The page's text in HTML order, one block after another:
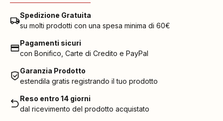
Spedizione Gratuita
su molti prodotti con una spesa minima di 60€
Pagamenti sicuri
con Bonifico, Carte di Credito e PayPal
Garanzia Prodotto
estendila gratis registrando il tuo prodotto
Reso entro 14 giorni
dal ricevimento del prodotto acquistato